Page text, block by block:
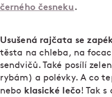
černého česneku .
Usušená rajčata se
těsta na chleba, na
sendvičů. Také posílí
rybám) a polévky. A co
nebo klasické lečo! Tak